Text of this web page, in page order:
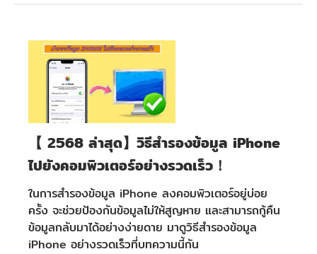
【 2568 ล่าสุด】วิธีสำรองข้อมูล iPhone
ไปยังคอมพิวเตอร์อย่างรวดเร็ว！
ในการสำรองข้อมูล iPhone ลงคอมพิวเตอร์อยู่บ่อย
ครั้ง จะช่วยป้องกันข้อมูลไม่ให้สูญหาย และสามารถกู้คืน
ข้อมูลกลับมาได้อย่างง่ายดาย มาดูวิธีสำรองข้อมูล
iPhone อย่างรวดเร็วที่บทความนี้กัน